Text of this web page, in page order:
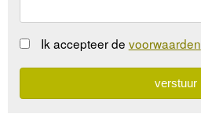
Ik accepteer de voorwaarden